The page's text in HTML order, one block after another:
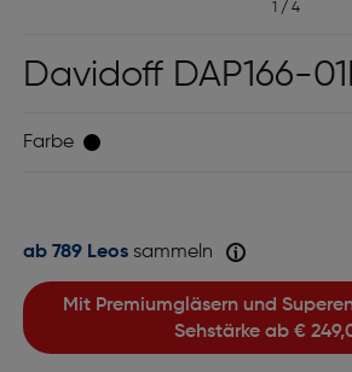
1 / 4
Davidoff DAP166-
Farbe
ab 789 Leossammeln
Mit Premiumgläsern und Superentspiegelung in
Sehstärke ab €